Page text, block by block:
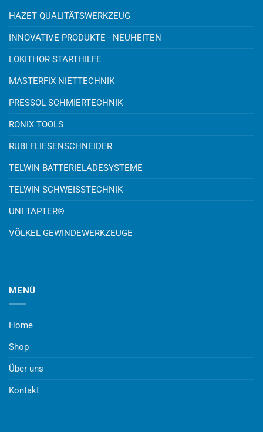
HAZET QUALITÄTSWERKZEUG
INNOVATIVE PRODUKTE - NEUHEITEN
LOKITHOR STARTHILFE
MASTERFIX NIETTECHNIK
PRESSOL SCHMIERTECHNIK
RONIX TOOLS
RUBI FLIESENSCHNEIDER
TELWIN BATTERIELADESYSTEME
TELWIN SCHWEISSTECHNIK
UNI TAPTER®
VÖLKEL GEWINDEWERKZEUGE
MENÜ
Home
Shop
Über uns
Kontakt